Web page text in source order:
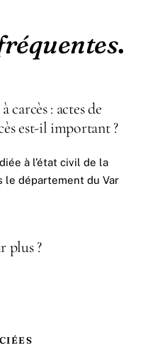
.
carcès : actes de
est-il important ?
à l’état civil de la
le département du Var
plus ?